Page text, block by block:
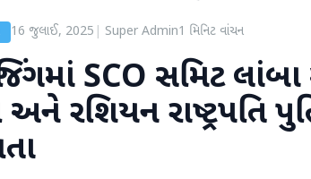
16 જુલાઈ, 2025 Super Admin1 મિનિટ વાંચન
SCO સમિટ
અને રશિયન રાષ્ટ્રપતિ